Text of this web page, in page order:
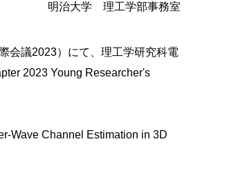
明治大学 理工学部事務室
会議2023）にて、理工学研究科電
2023 Young Researcher's
Wave Channel Estimation in 3D